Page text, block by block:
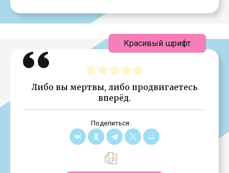
Либо вы мертвы, либо продвигаетесь
вперёд.
Поделиться:
Красивый шрифт